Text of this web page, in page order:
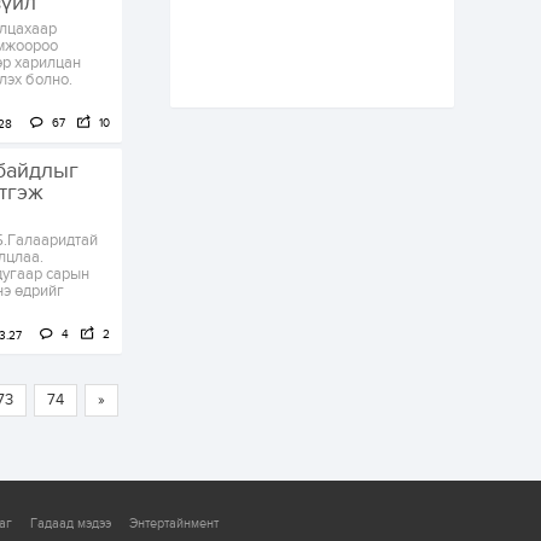
харилцан
болно.
67 10
сарын
өдрийг
4 2
74 »
Гадаад мэдээ Энтертайнмент